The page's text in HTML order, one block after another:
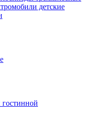
детские